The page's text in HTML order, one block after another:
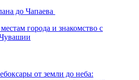
до Чапаева
города и знакомство с